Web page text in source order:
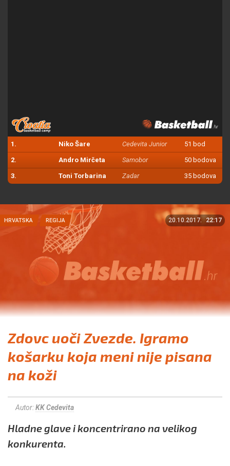
1. Niko Šare Cedevita Junior 51 bod
2. Andro Mirčeta Samobor 50 bodova
3. Toni Torbarina Zadar 35 bodova
HRVATSKA REGIJA 20.10.2017. 22:17
Zdovc uoči Zvezde. Igramo
košarku koja meni nije pisana
na koži
Autor:KK Cedevita
Hladne glave i koncentrirano na velikog
konkurenta.